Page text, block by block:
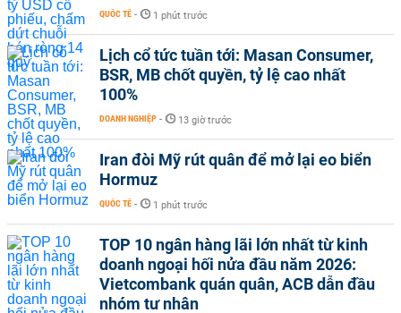
QUỐC TẾ - 1 phút trước
Lịch cổ tức tuần tới: Masan Consumer,
BSR, MB chốt quyền, tỷ lệ cao nhất
100%
DOANH NGHIỆP - 13 giờ trước
Iran đòi Mỹ rút quân để mở lại eo biển
Hormuz
QUỐC TẾ - 1 phút trước
TOP 10 ngân hàng lãi lớn nhất từ kinh
doanh ngoại hối nửa đầu năm 2026:
Vietcombank quán quân, ACB dẫn đầu
nhóm tư nhân